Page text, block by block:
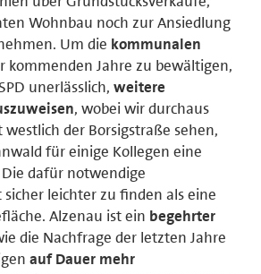
Wohnbau noch zur Ansiedlung
Um die kommunalen
kommenden Jahre zu bewältigen,
unerlässlich, weitere
, wobei wir durchaus
der Borsigstraße sehen,
für einige Kollegen eine
dafür notwendige
sicher leichter zu finden als eine
Alzenau ist ein begehrter
die Nachfrage der letzten Jahre
auf Dauer mehr